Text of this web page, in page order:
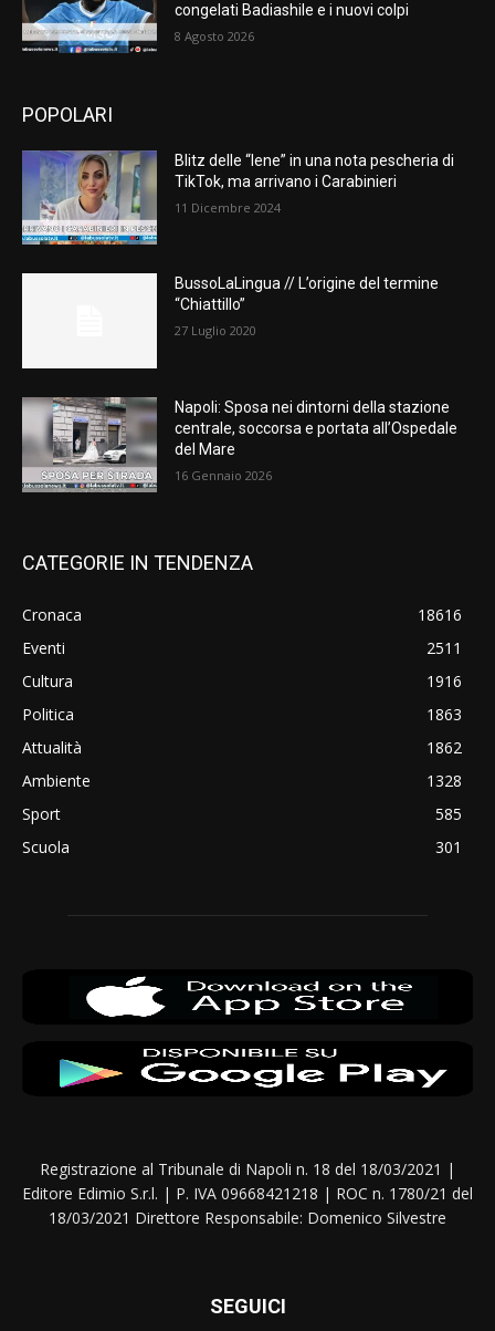
congelati Badiashile e i nuovi colpi
8 Agosto 2026
POPOLARI
Blitz delle “Iene” in una nota pescheria di
TikTok, ma arrivano i Carabinieri
11 Dicembre 2024
BussoLaLingua // L’origine del termine
“Chiattillo”
27 Luglio 2020
Napoli: Sposa nei dintorni della stazione
centrale, soccorsa e portata all’Ospedale
del Mare
16 Gennaio 2026
CATEGORIE IN TENDENZA
Cronaca
18616
Eventi
2511
Cultura
1916
Politica
1863
Attualità
1862
Ambiente
1328
Sport
585
Scuola
301
Registrazione al Tribunale di Napoli n. 18 del 18/03/2021 |
Editore Edimio S.r.l. | P. IVA 09668421218 | ROC n. 1780/21 del
18/03/2021 Direttore Responsabile: Domenico Silvestre
SEGUICI